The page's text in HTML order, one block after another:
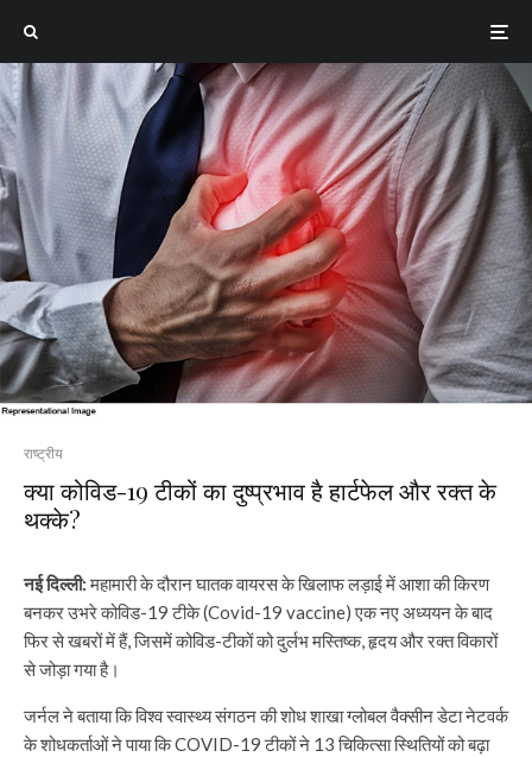
राष्ट्रीय
क्या कोविड-19 टीकों का दुष्प्रभाव है हार्टफेल और रक्त के
थक्के?
नई दिल्ली:महामारी के दौरान घातक वायरस के खिलाफ लड़ाई में आशा की किरण
बनकर उभरे कोविड-19 टीके (Covid-19 vaccine) एक नए अध्ययन के बाद
फिर से खबरों में हैं, जिसमें कोविड-टीकों को दुर्लभ मस्तिष्क, हृदय और रक्त विकारों
से जोड़ा गया है।
जर्नल ने बताया कि विश्व स्वास्थ्य संगठन की शोध शाखा ग्लोबल वैक्सीन डेटा नेटवर्क
के शोधकर्ताओं ने पाया कि COVID-19 टीकों ने 13 चिकित्सा स्थितियों को बढ़ा